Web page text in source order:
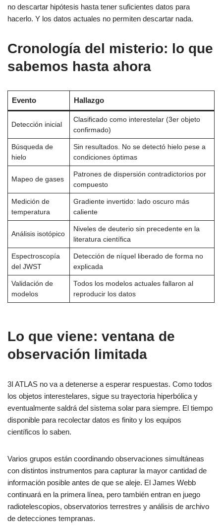
no descartar hipótesis hasta tener suficientes datos para
hacerlo. Y los datos actuales no permiten descartar nada.
Cronología del misterio: lo que
sabemos hasta ahora
Evento Hallazgo
Detección inicial
Clasificado como interestelar (3er objeto
confirmado)
Búsqueda de
hielo
Sin resultados. No se detectó hielo pese a
condiciones óptimas
Mapeo de gases
Patrones de dispersión contradictorios por
compuesto
Medición de
temperatura
Gradiente invertido: lado oscuro más
caliente
Análisis isotópico
Niveles de deuterio sin precedente en la
literatura científica
Espectroscopía
del JWST
Detección de níquel liberado de forma no
explicada
Validación de
modelos
Todos los modelos actuales fallaron al
reproducir los datos
Lo que viene: ventana de
observación limitada
3I ATLAS no va a detenerse a esperar respuestas. Como todos
los objetos interestelares, sigue su trayectoria hiperbólica y
eventualmente saldrá del sistema solar para siempre. El tiempo
disponible para recolectar datos es finito y los equipos
científicos lo saben.
Varios grupos están coordinando observaciones simultáneas
con distintos instrumentos para capturar la mayor cantidad de
información posible antes de que se aleje. El James Webb
continuará en la primera línea, pero también entran en juego
radiotelescopios, observatorios terrestres y análisis de archivo
de detecciones tempranas.